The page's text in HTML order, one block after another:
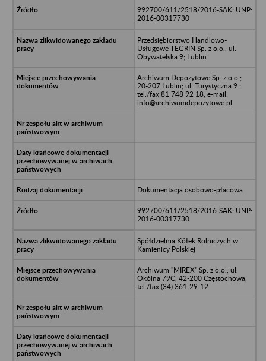
992700/611/2518/2016-SAK; UNP:
2016-00317730
Przedsiębiorstwo Handlowo-
Usługowe TEGRIN Sp. z o.o., ul.
Obywatelska 9; Lublin
Archiwum Depozytowe Sp. z o.o.;
20-207 Lublin; ul. Turystyczna 9 ;
tel./fax 81 748 92 18; e-mail:
info@archiwumdepozytowe.pl
Dokumentacja osobowo-płacowa
992700/611/2518/2016-SAK; UNP:
2016-00317730
Spółdzielnia Kółek Rolniczych w
Kamienicy Polskiej
Archiwum "MIREX" Sp. z o.o., ul.
Okólna 79C, 42-200 Częstochowa,
tel./fax (34) 361-29-12